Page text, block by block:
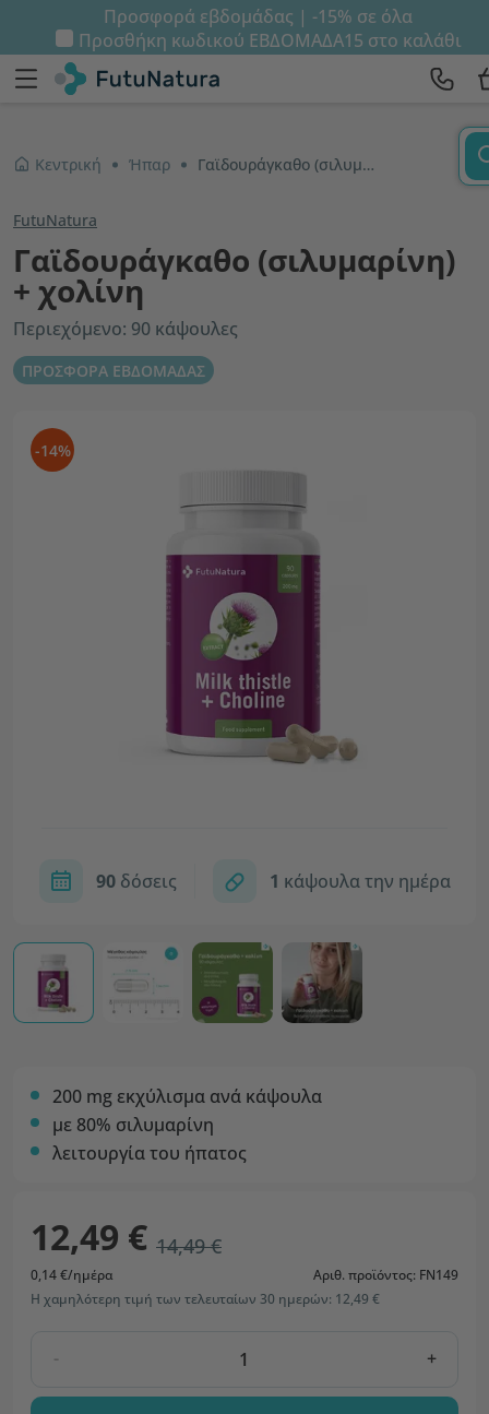
Προσφορά εβδομάδας | -15% σε όλα
Προσθήκη κωδικού ΕΒΔΟΜΑΔΑ15 στο καλάθι
Κεντρική Ήπαρ Γαϊδουράγκαθο (σιλυμαρίνη) + χολίνη
FutuNatura
Γαϊδουράγκαθο (σιλυμαρίνη)
+ χολίνη
Περιεχόμενο: 90 κάψουλες
ΠΡΟΣΦΟΡΑ ΕΒΔΟΜΑΔΑΣ
-14%
90δόσεις 1 κάψουλα την ημέρα
200 mg εκχύλισμα ανά κάψουλα
με 80% σιλυμαρίνη
λειτουργία του ήπατος
12,49 € 14,49 €
0,14 €/ημέρα
Αριθ. προϊόντος: FN149
Η χαμηλότερη τιμή των τελευταίων 30 ημερών: 12,49 €
- +